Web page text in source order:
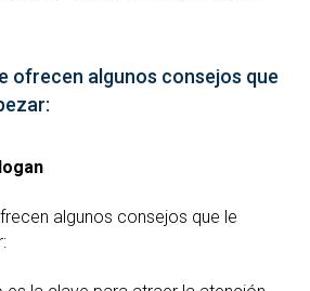
ofrecen algunos consejos que
algunos consejos que le